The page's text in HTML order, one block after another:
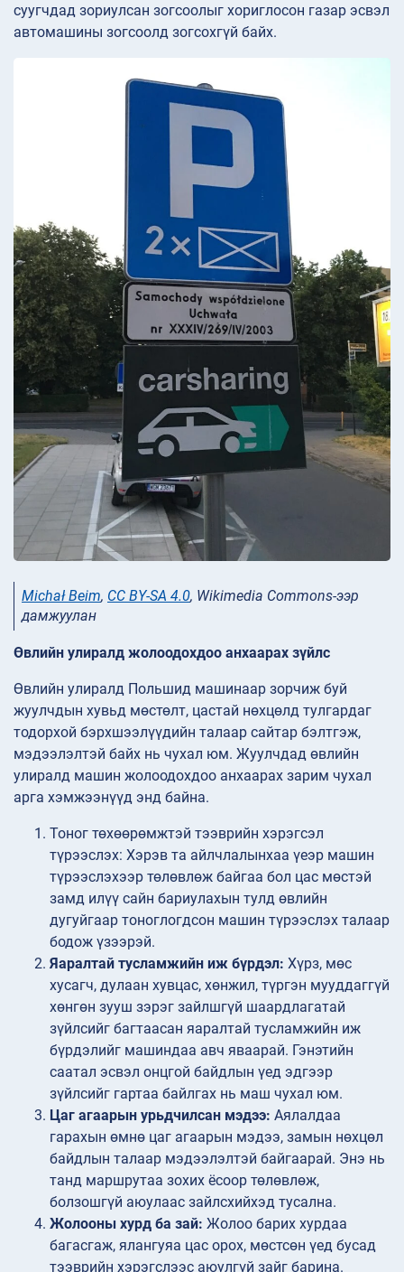
суугчдад зориулсан зогсоолыг хориглосон газар эсвэл
автомашины зогсоолд зогсохгүй байх.
Michał Beim, CC BY-SA 4.0, Wikimedia Commons-ээр
дамжуулан
Өвлийн улиралд жолоодохдоо анхаарах зүйлс
Өвлийн улиралд Польшид машинаар зорчиж буй
жуулчдын хувьд мөстөлт, цастай нөхцөлд тулгардаг
тодорхой бэрхшээлүүдийн талаар сайтар бэлтгэж,
мэдээлэлтэй байх нь чухал юм. Жуулчдад өвлийн
улиралд машин жолоодохдоо анхаарах зарим чухал
арга хэмжээнүүд энд байна.
Тоног төхөөрөмжтэй тээврийн хэрэгсэл
түрээслэх: Хэрэв та айлчлалынхаа үеэр машин
түрээслэхээр төлөвлөж байгаа бол цас мөстэй
замд илүү сайн бариулахын тулд өвлийн
дугуйгаар тоноглогдсон машин түрээслэх талаар
бодож үзээрэй.
Яаралтай тусламжийн иж бүрдэл: Хүрз, мөс
хусагч, дулаан хувцас, хөнжил, түргэн мууддаггүй
хөнгөн зууш зэрэг зайлшгүй шаардлагатай
зүйлсийг багтаасан яаралтай тусламжийн иж
бүрдэлийг машиндаа авч яваарай. Гэнэтийн
саатал эсвэл онцгой байдлын үед эдгээр
зүйлсийг гартаа байлгах нь маш чухал юм.
Цаг агаарын урьдчилсан мэдээ: Аялалдаа
гарахын өмнө цаг агаарын мэдээ, замын нөхцөл
байдлын талаар мэдээлэлтэй байгаарай. Энэ нь
танд маршрутаа зохих ёсоор төлөвлөж,
болзошгүй аюулаас зайлсхийхэд тусална.
Жолооны хурд ба зай: Жолоо барих хурдаа
багасгаж, ялангуяа цас орох, мөстсөн үед бусад
тээврийн хэрэгслээс аюулгүй зайг барина.